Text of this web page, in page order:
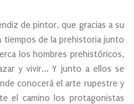
de pintor, que gracias a su
tiempos de la prehistoria junto
los hombres prehistóricos,
y vivir... Y junto a ellos se
conocerá el arte rupestre y
el camino los protagonistas